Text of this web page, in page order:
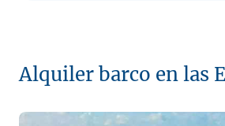
Alquiler barco en las